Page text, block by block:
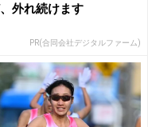
外れ続けます
PR(合同会社デジタルファーム)